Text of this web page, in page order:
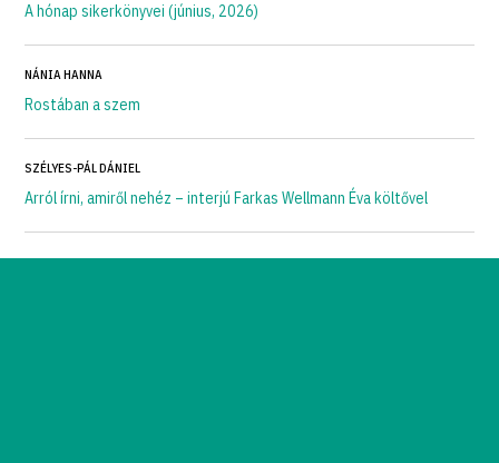
A hónap sikerkönyvei (június, 2026)
NÁNIA HANNA
Rostában a szem
SZÉLYES-PÁL DÁNIEL
Arról írni, amiről nehéz – interjú Farkas Wellmann Éva költővel